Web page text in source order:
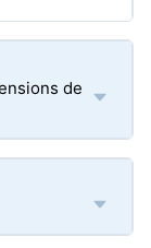
de